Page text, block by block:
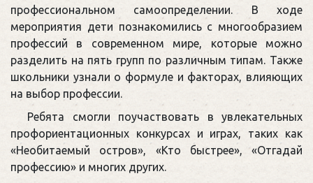
профессиональном самоопределении. В ходе
мероприятия дети познакомились с многообразием
профессий в современном мире, которые можно
разделить на пять групп по различным типам. Также
школьники узнали о формуле и факторах, влияющих
на выбор профессии.
Ребята смогли поучаствовать в увлекательных
профориентационных конкурсах и играх, таких как
«Необитаемый остров», «Кто быстрее», «Отгадай
профессию» и многих других.